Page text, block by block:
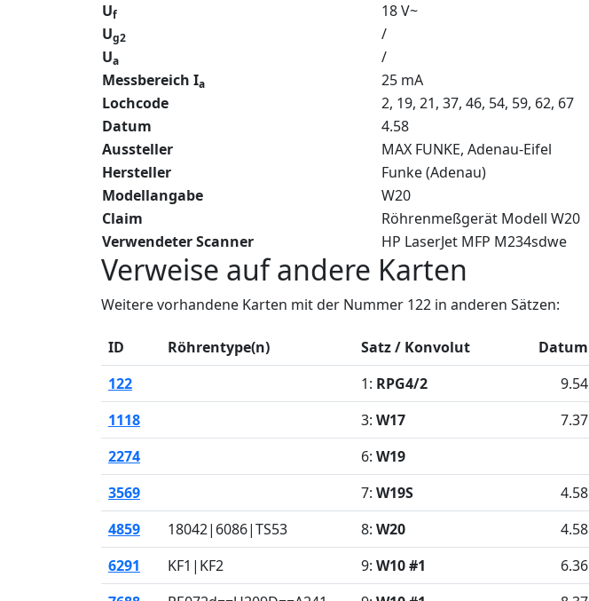
Uf
18 V~
Ug2
/
Ua
/
Messbereich Ia
25 mA
Lochcode
2, 19, 21, 37, 46, 54, 59, 62, 67
Datum
4.58
Aussteller
MAX FUNKE, Adenau-Eifel
Hersteller
Funke (Adenau)
Modellangabe
W20
Claim
Röhrenmeßgerät Modell W20
Verwendeter Scanner
HP LaserJet MFP M234sdwe
Verweise auf andere Karten
Weitere vorhandene Karten mit der Nummer 122 in anderen Sätzen:
ID Röhrentype(n) Satz / Konvolut Datum
122
1: RPG4/2 9.54
1118
3: W17 7.37
2274
6: W19
3569
7: W19S 4.58
4859
18042|6086|TS53 8: W20 4.58
6291
KF1|KF2 9: W10 #1 6.36